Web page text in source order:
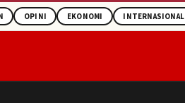
OPINI EKONOMI INTERNASIONAL